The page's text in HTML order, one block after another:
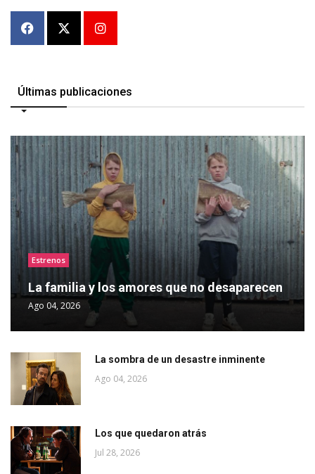
Últimas publicaciones
Estrenos
La familia y los amores que no desaparecen
Ago 04, 2026
La sombra de un desastre inminente
Ago 04, 2026
Los que quedaron atrás
Jul 28, 2026